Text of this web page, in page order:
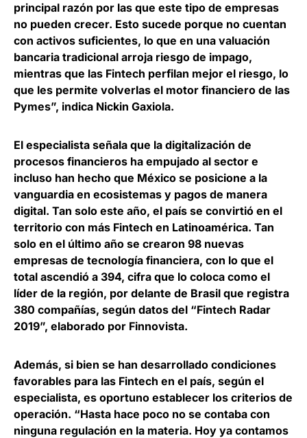
principal razón por las que este tipo de empresas
no pueden crecer. Esto sucede porque no cuentan
con activos suficientes, lo que en una valuación
bancaria tradicional arroja riesgo de impago,
mientras que las Fintech perfilan mejor el riesgo, lo
que les permite volverlas el motor financiero de las
Pymes”, indica Nickin Gaxiola.
El especialista señala que la digitalización de
procesos financieros ha empujado al sector e
incluso han hecho que México se posicione a la
vanguardia en ecosistemas y pagos de manera
digital. Tan solo este año, el país se convirtió en el
territorio con más Fintech en Latinoamérica. Tan
solo en el último año se crearon 98 nuevas
empresas de tecnología financiera, con lo que el
total ascendió a 394, cifra que lo coloca como el
líder de la región, por delante de Brasil que registra
380 compañías, según datos del “Fintech Radar
2019”, elaborado por Finnovista.
Además, si bien se han desarrollado condiciones
favorables para las Fintech en el país, según el
especialista, es oportuno establecer los criterios de
operación. “Hasta hace poco no se contaba con
ninguna regulación en la materia. Hoy ya contamos